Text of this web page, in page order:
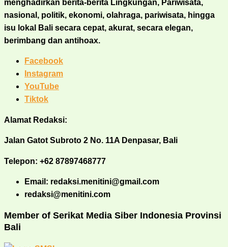
menghadirkan berita-berita Lingkungan, Pariwisata,
nasional, politik, ekonomi, olahraga, pariwisata, hingga
isu lokal Bali secara cepat, akurat, secara elegan,
berimbang dan antihoax.
Facebook
Instagram
YouTube
Tiktok
Alamat Redaksi:
Jalan Gatot Subroto 2 No. 11A Denpasar, Bali
Telepon: +62 87897468777
Email: redaksi.menitini@gmail.com
redaksi@menitini.com
Member of Serikat Media Siber Indonesia Provinsi
Bali